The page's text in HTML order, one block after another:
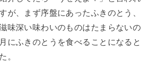
が、まず序盤にあったふきのとう、
味深い味わいのものはたまらないの
にふきのとうを食べることになると
。